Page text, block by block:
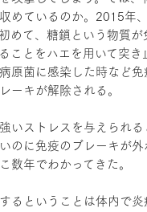
めているのか。2015年
めて、糖鎖という物質
ことをハエを用いて突
原菌に感染した時など
ーキが解除される。
いストレスを与えられ
のに免疫のブレーキが
数年でわかってきた。
るということは体内で